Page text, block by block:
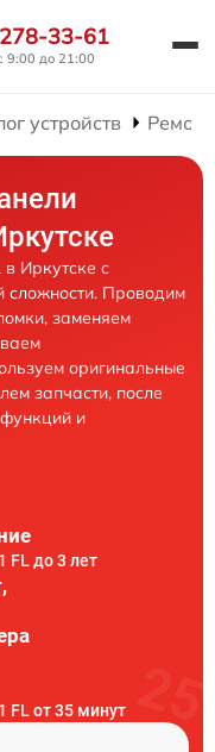
33-61
9:00 до 21:00
устройств
Иркутске с
сложности. Проводим
заменяем
оригинальные
запчасти, после
и
FL до 3 лет
FL от 35 минут